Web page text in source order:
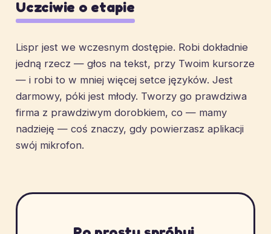
Uczciwie o etapie
Lispr jest we wczesnym dostępie. Robi dokładnie
jedną rzecz — głos na tekst, przy Twoim kursorze
— i robi to w mniej więcej setce języków. Jest
darmowy, póki jest młody. Tworzy go prawdziwa
firma z prawdziwym dorobkiem, co — mamy
nadzieję — coś znaczy, gdy powierzasz aplikacji
swój mikrofon.